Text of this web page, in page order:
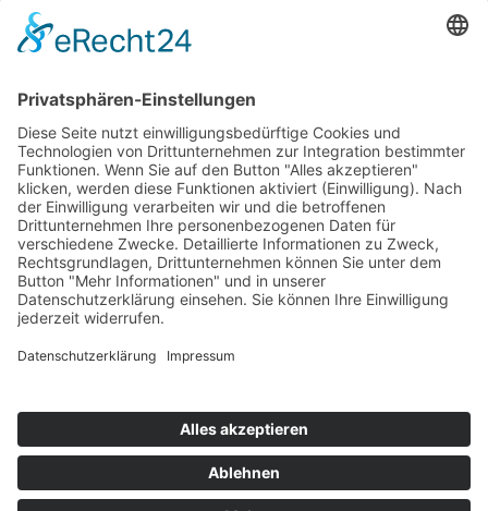
Home
Sitemap
AGB
Datenschutz
Login